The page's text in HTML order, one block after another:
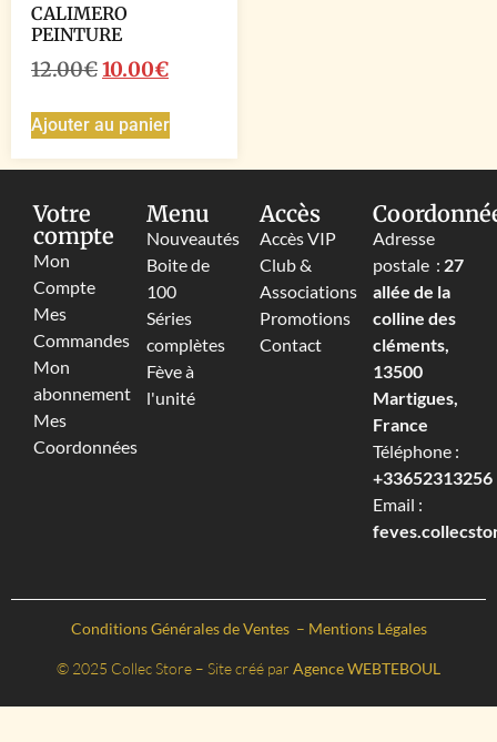
CALIMERO
PEINTURE
12.00€10.00€
Ajouter au panier
Votre
compte
Mon
Compte
Mes
Commandes
Mon
abonnement
Mes
Coordonnées
Menu
Nouveautés
Boite de
100
Séries
complètes
Fève à
l'unité
Accès
Accès VIP
Club &
Associations
Promotions
Contact
Adresse
postale : 27
allée de la
colline des
cléments,
13500
Martigues,
France
Téléphone :
+33652313256‬
Email :
Conditions Générales de Ventes – Mentions Légales
© 2025 Collec Store – Site créé par Agence WEBTEBOUL